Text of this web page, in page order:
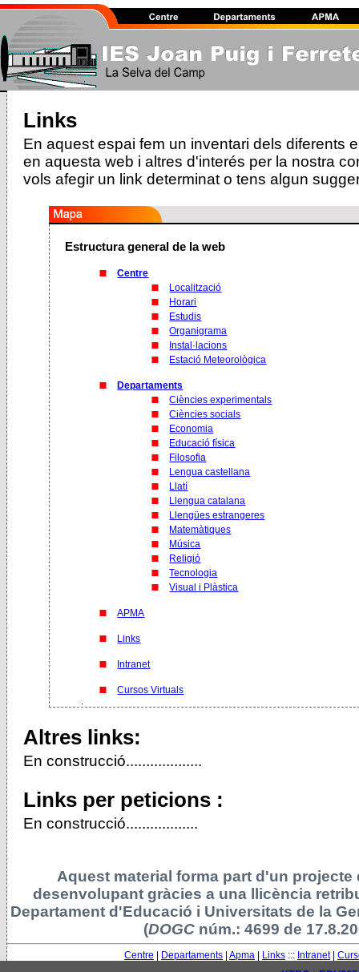
Links
En aquest espai fem un inventari dels diferents
en aquesta web i altres d'interés per la nostra
vols afegir un link determinat o tens algun
Estructura general de la web
Centre
Localització
Horari
Estudis
Organigrama
Instal·lacions
Estació Meteorològica
Departaments
Ciències experimentals
Ciències socials
Economia
Educació física
Filosofia
Lengua castellana
Llatí
Llengua catalana
Llengües estrangeres
Matemàtiques
Música
Religió
Tecnologia
Visual i Plàstica
APMA
Links
Intranet
Cursos Virtuals
.
Altres links:
En construcció...................
Links per peticions :
En construcció..................
Aquest material forma part d'un projecte
desenvolupant gràcies a una llicència
Departament d'Educació i Universitats de la
(DOGC núm.: 4699 de
Centre Departaments Apma Links ::: Intranet|